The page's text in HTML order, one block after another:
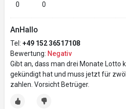
0 0
AnHallo
Tel: +49 152 36517108
Bewertung: Negativ
Gibt an, dass man drei Monate Lotto
gekündigt hat und muss jetzt für
zahlen. Vorsicht Betrüger.